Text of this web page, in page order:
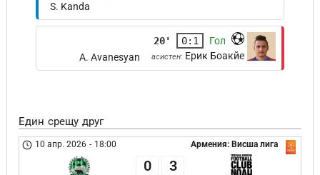
S. Kanda
20' 0:1
Гол
A. Avanesyan
асистен: Ерик Боакйе
Един срещу друг
Армения: Висша лига
10 апр. 2026 - 18:00
0 3